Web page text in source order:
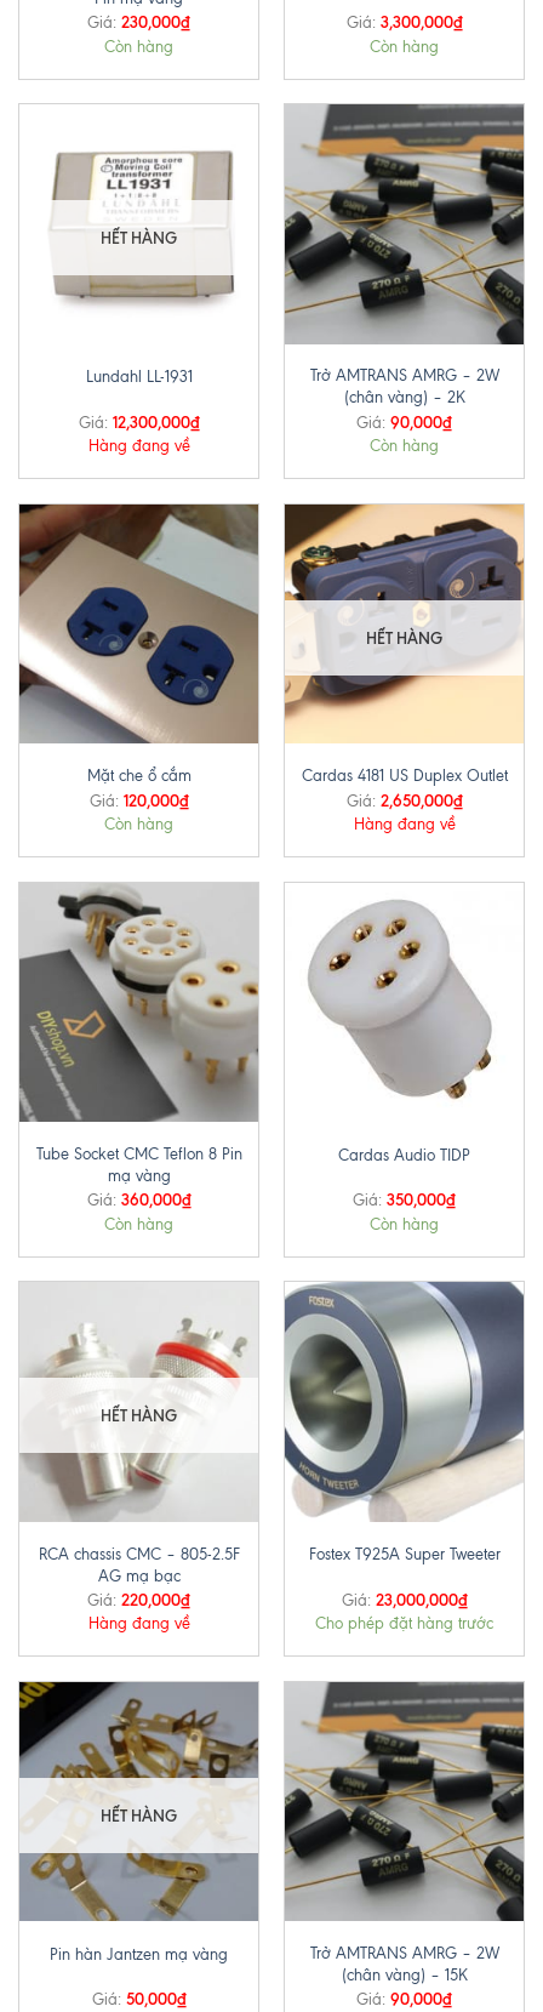
Giá: 230,000₫
Còn hàng
Giá: 3,300,000₫
Còn hàng
HẾT HÀNG
Lundahl LL-1931
Giá: 12,300,000₫
Hàng đang về
Trở AMTRANS AMRG – 2W
(chân vàng) – 2K
Giá: 90,000₫
Còn hàng
Mặt che ổ cắm
Giá: 120,000₫
Còn hàng
HẾT HÀNG
Cardas 4181 US Duplex Outlet
Giá: 2,650,000₫
Hàng đang về
Tube Socket CMC Teflon 8 Pin
mạ vàng
Giá: 360,000₫
Còn hàng
Cardas Audio TIDP
Giá: 350,000₫
Còn hàng
HẾT HÀNG
RCA chassis CMC – 805-2.5F
AG mạ bạc
Giá: 220,000₫
Hàng đang về
Fostex T925A Super Tweeter
Giá: 23,000,000₫
Cho phép đặt hàng trước
HẾT HÀNG
Pin hàn Jantzen mạ vàng
Giá: 50,000₫
Trở AMTRANS AMRG – 2W
(chân vàng) – 15K
Giá: 90,000₫